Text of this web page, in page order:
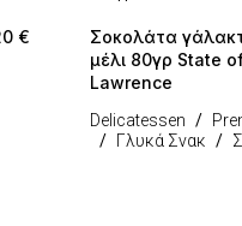
€
Σοκολάτα
μέλι 80γρ State
Lawrence
Delicatessen
Γλυκά Σνακ